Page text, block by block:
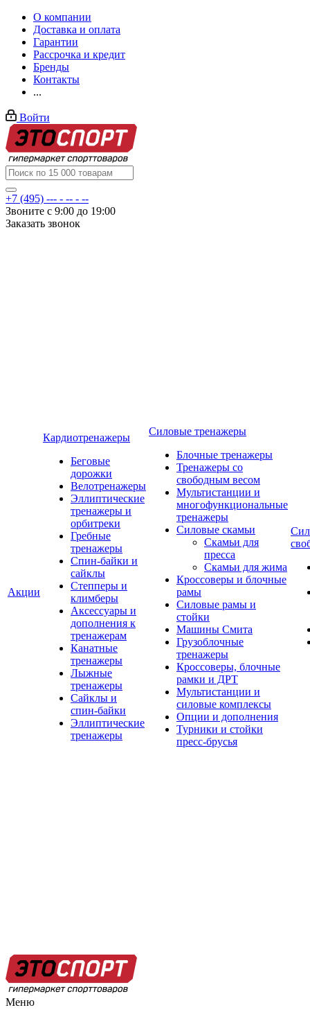
О компании
Доставка и оплата
Гарантии
Рассрочка и кредит
Бренды
Контакты
...
Войти
+7 (495) --- - -- - --
Звоните с 9:00 до 19:00
Заказать звонок
Акции
Кардиотренажеры
Беговые
дорожки
Велотренажеры
Эллиптические
тренажеры и
орбитреки
Гребные
тренажеры
Спин-байки и
сайклы
Степперы и
климберы
Аксессуары и
дополнения к
тренажерам
Канатные
тренажеры
Лыжные
тренажеры
Сайклы и
спин-байки
Эллиптические
тренажеры
Силовые тренажеры
Блочные тренажеры
Тренажеры со
свободным весом
Мультистанции и
многофункциональные
тренажеры
Силовые скамьи
Скамьи для
пресса
Скамьи для жима
Кроссоверы и блочные
рамы
Силовые рамы и
стойки
Машины Смита
Грузоблочные
тренажеры
Кроссоверы, блочные
рамки и ДРТ
Мультистанции и
силовые комплексы
Опции и дополнения
Турники и стойки
пресс-брусья
Меню